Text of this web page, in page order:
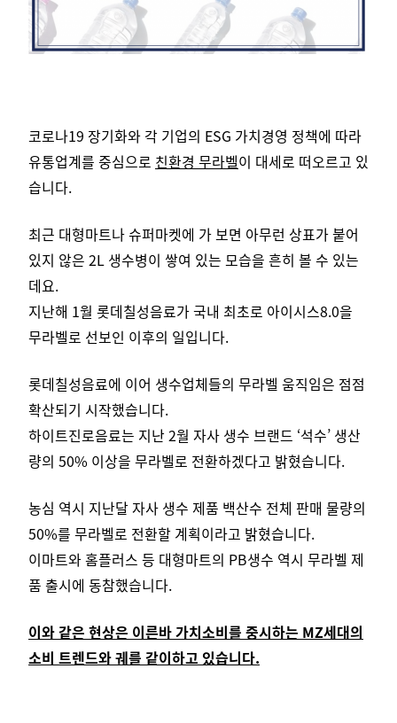
코로나19 장기화와 각 기업의 ESG 가치경영 정책에 따라
유통업계를 중심으로 친환경 무라벨이 대세로 떠오르고 있
습니다.
최근 대형마트나 슈퍼마켓에 가 보면 아무런 상표가 붙어
있지 않은 2L 생수병이 쌓여 있는 모습을 흔히 볼 수 있는
데요.
지난해 1월 롯데칠성음료가 국내 최초로 아이시스8.0을
무라벨로 선보인 이후의 일입니다.
롯데칠성음료에 이어 생수업체들의 무라벨 움직임은 점점
확산되기 시작했습니다.
하이트진로음료는 지난 2월 자사 생수 브랜드 ‘석수’ 생산
량의 50% 이상을 무라벨로 전환하겠다고 밝혔습니다.
농심 역시 지난달 자사 생수 제품 백산수 전체 판매 물량의
50%를 무라벨로 전환할 계획이라고 밝혔습니다.
이마트와 홈플러스 등 대형마트의 PB생수 역시 무라벨 제
품 출시에 동참했습니다.
이와 같은 현상은 이른바 가치소비를 중시하는 MZ세대의
소비 트렌드와 궤를 같이하고 있습니다.